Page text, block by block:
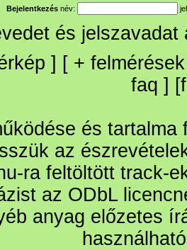
Bejelentkezés név:
és
] [ + felmérések
faq ] [
és
az
ra feltöltött track-
az ODbL
anyag előzetes